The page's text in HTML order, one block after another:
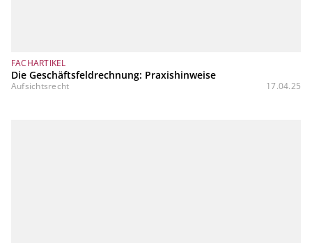
FACHARTIKEL
Die Geschäftsfeldrechnung: Praxishinweise
Aufsichtsrecht 17.04.25